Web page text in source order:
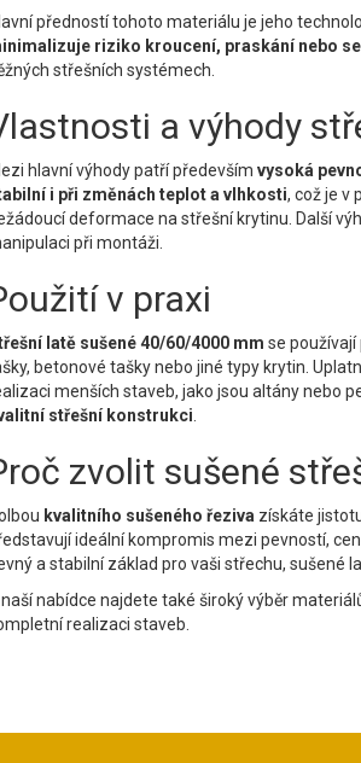
předností tohoto materiálu je jeho
riziko kroucení, praskání nebo
střešních systémech.
a výhody
hlavní výhody patří především vysoká
i při změnách teplot a vlhkosti, což je v
deformace na střešní krytinu. Další
při montáži.
v praxi
latě sušené 40/60/4000 mm se
betonové tašky nebo jiné typy krytin.
menších staveb, jako jsou altány nebo
střešní konstrukci
zvolit sušené
kvalitního sušeného řeziva získáte
ideální kompromis mezi pevností,
a stabilní základ pro vaši střechu, sušené
nabídce najdete také široký výběr
realizaci staveb.